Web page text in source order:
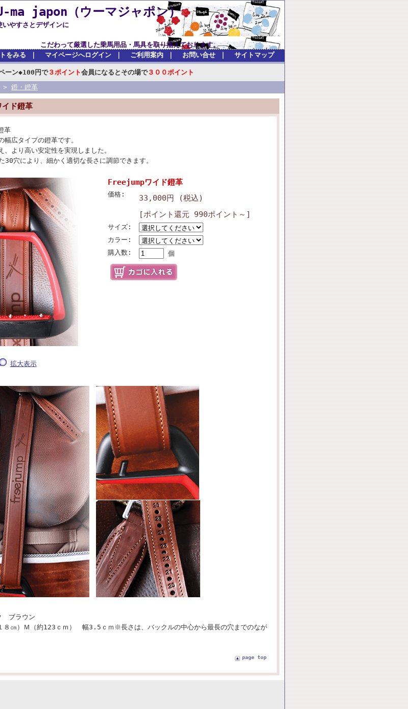
ma japon（ウーマジャポン）
いやすさとデザインに
品・馬具を取り揃えております。
をみる
マイページへログイン ご利用案内 お問い合せ サイトマップ
ーン◆100円で３ポイント会員になるとその場で３００ポイント
> 鐙・鐙革
ド鐙革
革
幅広タイプの鐙革です。
、より高い安定性を実現しました。
30穴により、細かく適切な長さに調節できます。
拡大表示
Freejumpワイド鐙革
価格:
33,000円 (税込)
[ポイント還元 990ポイント～]
サイズ:
カラー:
購入数:
個
ブラウン
８㎝）Ｍ（約123ｃｍ） 幅3.5ｃｍ※長さは、バックルの中心から最長の穴までのなが
page top